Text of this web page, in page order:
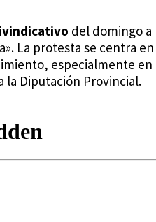
del domingo a
La protesta se centra
especialmente en
la Diputación Provincial.